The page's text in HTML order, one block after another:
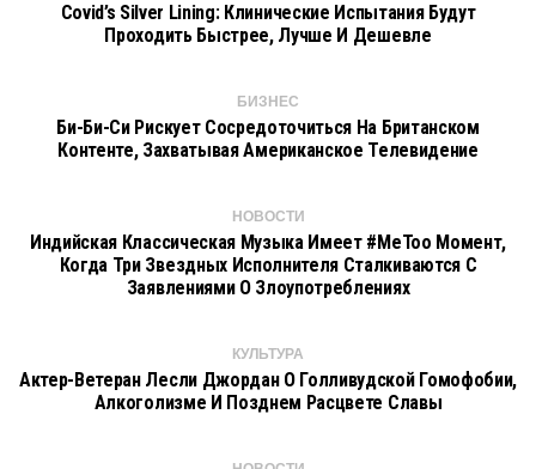
Covid’s Silver Lining: Клинические Испытания Будут
Проходить Быстрее, Лучше И Дешевле
БИЗНЕС
Би-Би-Си Рискует Сосредоточиться На Британском
Контенте, Захватывая Американское Телевидение
НОВОСТИ
Индийская Классическая Музыка Имеет #MeToo Момент,
Когда Три Звездных Исполнителя Сталкиваются С
Заявлениями О Злоупотреблениях
КУЛЬТУРА
Актер-Ветеран Лесли Джордан О Голливудской Гомофобии,
Алкоголизме И Позднем Расцвете Славы